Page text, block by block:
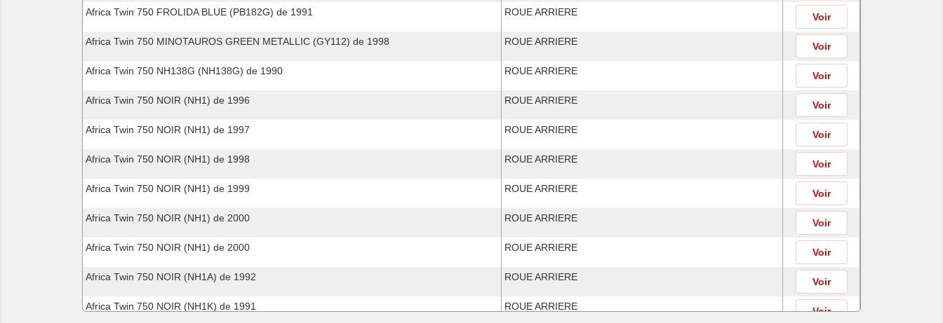
Africa Twin 750 FROLIDA BLUE (PB182G) de 1991 ROUE ARRIERE Voir
Africa Twin 750 MINOTAUROS GREEN METALLIC (GY112) de 1998 ROUE ARRIERE Voir
Africa Twin 750 NH138G (NH138G) de 1990 ROUE ARRIERE Voir
Africa Twin 750 NOIR (NH1) de 1996 ROUE ARRIERE Voir
Africa Twin 750 NOIR (NH1) de 1997 ROUE ARRIERE Voir
Africa Twin 750 NOIR (NH1) de 1998 ROUE ARRIERE Voir
Africa Twin 750 NOIR (NH1) de 1999 ROUE ARRIERE Voir
Africa Twin 750 NOIR (NH1) de 2000 ROUE ARRIERE Voir
Africa Twin 750 NOIR (NH1) de 2000 ROUE ARRIERE Voir
Africa Twin 750 NOIR (NH1A) de 1992 ROUE ARRIERE Voir
Africa Twin 750 NOIR (NH1K) de 1991 ROUE ARRIERE Voir